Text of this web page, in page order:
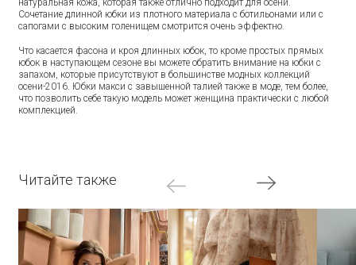
натуральная кожа, которая также отлично подходит для осени.
Сочетание длинной юбки из плотного материала с ботильонами или с
сапогами с высоким голенищем смотрится очень эффектно.
Что касается фасона и кроя длинных юбок, то кроме простых прямых
юбок в наступающем сезоне вы можете обратить внимание на юбки с
запахом, которые присутствуют в большинстве модных коллекций
осени-2016. Юбки макси с завышенной талией также в моде, тем более,
что позволить себе такую модель может женщина практически с любой
комплекцией.
Читайте также